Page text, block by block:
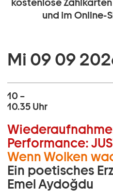
kostenlose
und im Online-
Mi 09 09
10 –
10.35 Uhr
Performance:
Wenn Wolken
Ein poetisches
Emel Aydoğdu